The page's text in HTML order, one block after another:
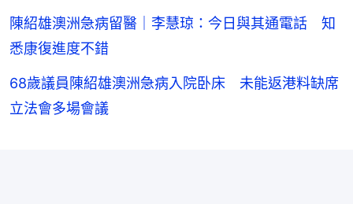
陳紹雄澳洲急病留醫｜李慧琼：今日與其通電話 知
悉康復進度不錯
68歲議員陳紹雄澳洲急病入院卧床 未能返港料缺席
立法會多場會議